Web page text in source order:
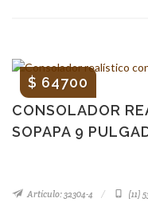
CONSOLADOR
SOPAPA 9
$ 64700
Artículo: 32304-4 (11)